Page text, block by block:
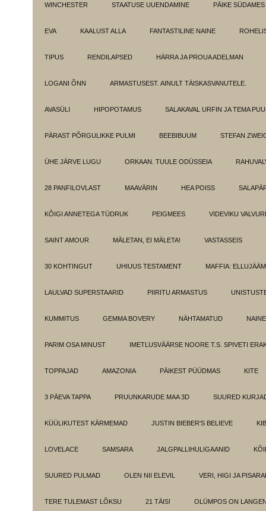
WINCHESTER STAATUSE UUENDAMINE PÄIKE SÜDAMES
EVA KAALUST ALLA FANTASTILINE NAINE
TIPUS RENDILAPSED HÄRRA JA PROUA ADELMAN
LOGANI ÕNN ARMASTUSEST. AINULT TÄISKASVANUTELE.
AVASÜLI HIPOPOTAMUS SALAKAVAL URFIN JA TEMA
PÄRAST PÕRGULIKKE PULMI BEEBIBUUM STEFAN
ÜHE JÄRVE LUGU ORKAAN. TUULE ODÜSSEIA
28 PANFILOVLAST MAAVÄRIN HEA POISS
KÕIGI ANNETEGA TÜDRUK PEIGMEES VIDEVIKU
SAINT AMOUR MÄLETAN, EI MÄLETA! VASTASSEIS
30 KOHTINGUT UHIUUS TESTAMENT MAFFIA:
LAULVAD SUPERSTAARID PIIRITU ARMASTUS
KUMMITUS GEMMA BOVERY NÄHTAMATUD
PARIM OSA MINUST IMETLUSVÄÄRSE NOORE T.S. SPIVETI
TOPPAJAD AMAZONIA PÄIKEST PÜÜDMAS KITE
3 PÄEVA TAPPA PRUUNKARUDE MAA 3D SUURED
KÜÜLIKUTEST KÄRMEMAD JUSTIN BIEBER'S BELIEVE
LOVELACE SAMSARA JALGPALLIHULIGAANID
SUURED PULMAD OLEN NII ELEVIL VERI, HIGI JA
TERE TULEMAST LÕKSU 21 TÄIS! OLÜMPOS ON